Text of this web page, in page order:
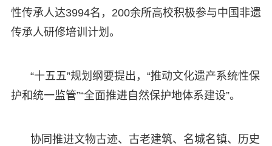
性传承人达3994名，200余所高校积极参与中国非遗
传承人研修培训计划。
“十五五”规划纲要提出，“推动文化遗产系统性保
护和统一监管”“全面推进自然保护地体系建设”。
协同推进文物古迹、古老建筑、名城名镇、历史